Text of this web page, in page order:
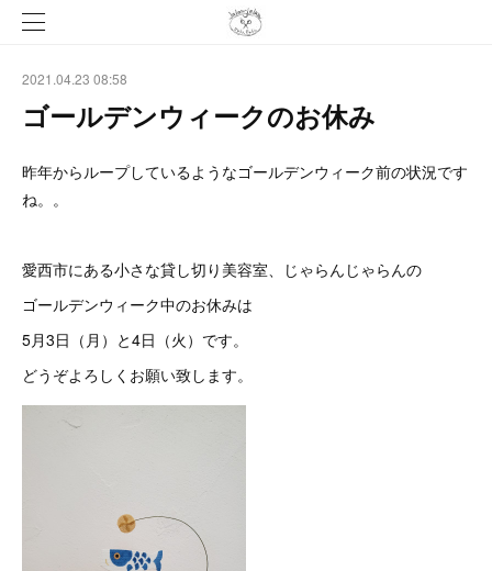
2021.04.23 08:58
ゴールデンウィークのお休み
昨年からループしているようなゴールデンウィーク前の状況です
ね。。
愛西市にある小さな貸し切り美容室、じゃらんじゃらんの
ゴールデンウィーク中のお休みは
5月3日（月）と4日（火）です。
どうぞよろしくお願い致します。